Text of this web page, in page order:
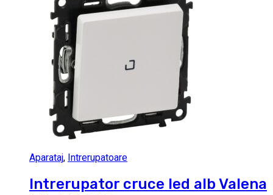
Aparataj, Intrerupatoare
Intrerupator cruce led alb Valena